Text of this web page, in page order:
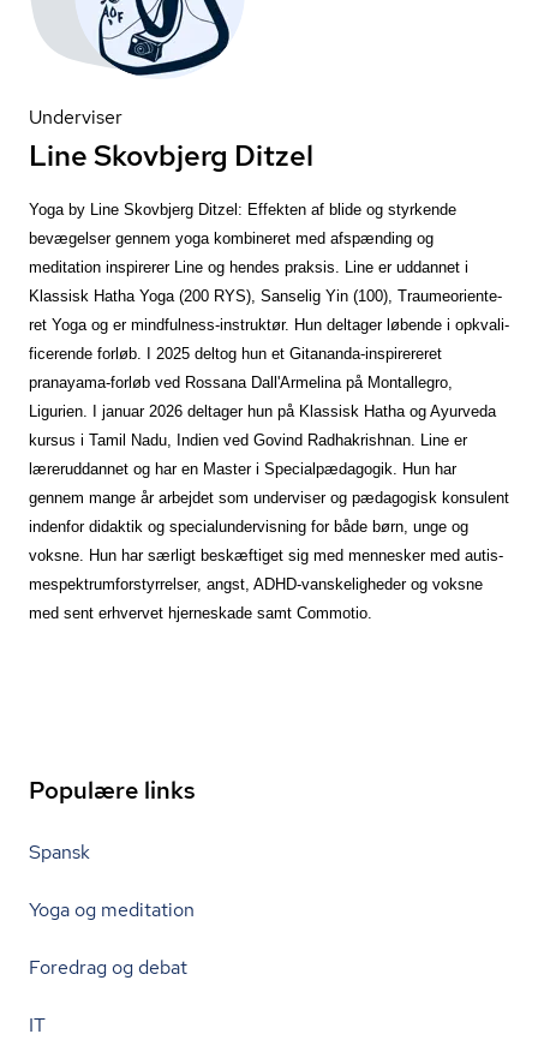
Underviser
Line Skovbjerg Ditzel
Yoga by Line Skovbjerg Ditzel: Effekten af blide og styrkende
bevægelser gennem yoga kombineret med afspænding og
meditation inspirerer Line og hendes praksis. Line er uddannet i
Klassisk Hatha Yoga (200 RYS), Sanselig Yin (100), Trau­me­o­ri­en­te­
ret Yoga og er mindfulness-instruktør. Hun deltager løbende i opkva­li­
fi­ce­ren­de forløb. I 2025 deltog hun et Gitananda-inspirereret
pranayama-forløb ved Rossana Dall'Armelina på Montallegro,
Ligurien. I januar 2026 deltager hun på Klassisk Hatha og Ayurveda
kursus i Tamil Nadu, Indien ved Govind Radhakrishnan. Line er
læreruddannet og har en Master i Spe­ci­al­pæ­da­go­gik. Hun har
gennem mange år arbejdet som underviser og pædagogisk konsulent
indenfor didaktik og spe­ci­a­lun­der­vis­ning for både børn, unge og
voksne. Hun har særligt beskæftiget sig med mennesker med au­tis­
mespek­trum­for­styr­rel­ser, angst, ADHD-vanskeligheder og voksne
med sent erhvervet hjerneskade samt Commotio.
Populære links
Spansk
Yoga og meditation
Foredrag og debat
IT